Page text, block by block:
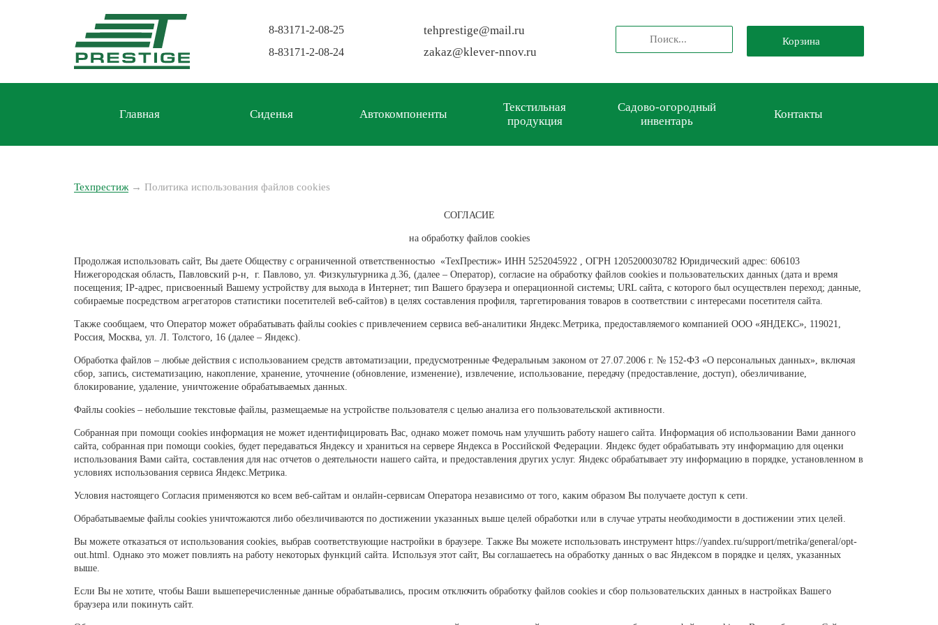
8-83171-2-08-25
8-83171-2-08-24
tehprestige@mail.ru
zakaz@klever-nnov.ru
Корзина
Главная Сиденья Автокомпоненты
Текстильная
продукция
Садово-огородный
инвентарь
Контакты
Техпрестиж → Политика использования файлов cookies
СОГЛАСИЕ
на обработку файлов cookies
Продолжая использовать сайт, Вы даете Обществу с ограниченной ответственностью «ТехПрестиж» ИНН 5252045922 , ОГРН 1205200030782 Юридический адрес: 606103
Нижегородская область, Павловский р-н, г. Павлово, ул. Физкультурника д.36, (далее – Оператор), согласие на обработку файлов cookies и пользовательских данных (дата и время
посещения; IP-адрес, присвоенный Вашему устройству для выхода в Интернет; тип Вашего браузера и операционной системы; URL сайта, с которого был осуществлен переход; данные,
собираемые посредством агрегаторов статистики посетителей веб-сайтов) в целях составления профиля, таргетирования товаров в соответствии с интересами посетителя сайта.
Также сообщаем, что Оператор может обрабатывать файлы cookies с привлечением сервиса веб-аналитики Яндекс.Метрика, предоставляемого компанией ООО «ЯНДЕКС», 119021,
Россия, Москва, ул. Л. Толстого, 16 (далее – Яндекс).
Обработка файлов – любые действия с использованием средств автоматизации, предусмотренные Федеральным законом от 27.07.2006 г. № 152-ФЗ «О персональных данных», включая
сбор, запись, систематизацию, накопление, хранение, уточнение (обновление, изменение), извлечение, использование, передачу (предоставление, доступ), обезличивание,
блокирование, удаление, уничтожение обрабатываемых данных.
Файлы cookies – небольшие текстовые файлы, размещаемые на устройстве пользователя с целью анализа его пользовательской активности.
Собранная при помощи cookies информация не может идентифицировать Вас, однако может помочь нам улучшить работу нашего сайта. Информация об использовании Вами данного
сайта, собранная при помощи cookies, будет передаваться Яндексу и храниться на сервере Яндекса в Российской Федерации. Яндекс будет обрабатывать эту информацию для оценки
использования Вами сайта, составления для нас отчетов о деятельности нашего сайта, и предоставления других услуг. Яндекс обрабатывает эту информацию в порядке, установленном в
условиях использования сервиса Яндекс.Метрика.
Условия настоящего Согласия применяются ко всем веб-сайтам и онлайн-сервисам Оператора независимо от того, каким образом Вы получаете доступ к сети.
Обрабатываемые файлы cookies уничтожаются либо обезличиваются по достижении указанных выше целей обработки или в случае утраты необходимости в достижении этих целей.
Вы можете отказаться от использования cookies, выбрав соответствующие настройки в браузере. Также Вы можете использовать инструмент https://yandex.ru/support/metrika/general/opt-
out.html. Однако это может повлиять на работу некоторых функций сайта. Используя этот сайт, Вы соглашаетесь на обработку данных о вас Яндексом в порядке и целях, указанных
выше.
Если Вы не хотите, чтобы Ваши вышеперечисленные данные обрабатывались, просим отключить обработку файлов cookies и сбор пользовательских данных в настройках Вашего
браузера или покинуть сайт.